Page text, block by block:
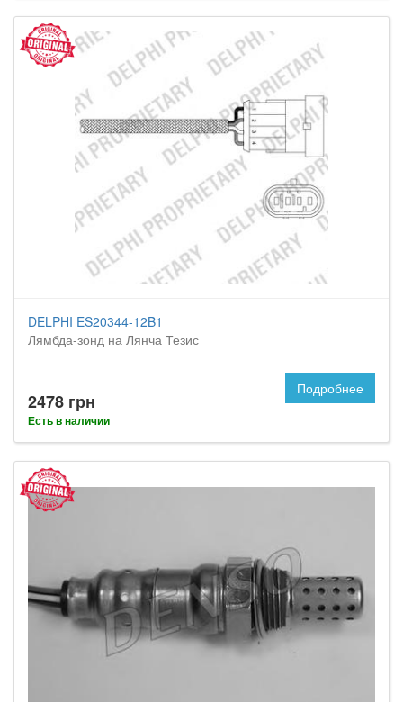
DELPHI ES20344-12B1
Лямбда-зонд на Лянча Тезис
2478 грн
Есть в наличии
Подробнее